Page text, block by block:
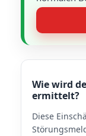
Wie wird
ermittelt?
Diese